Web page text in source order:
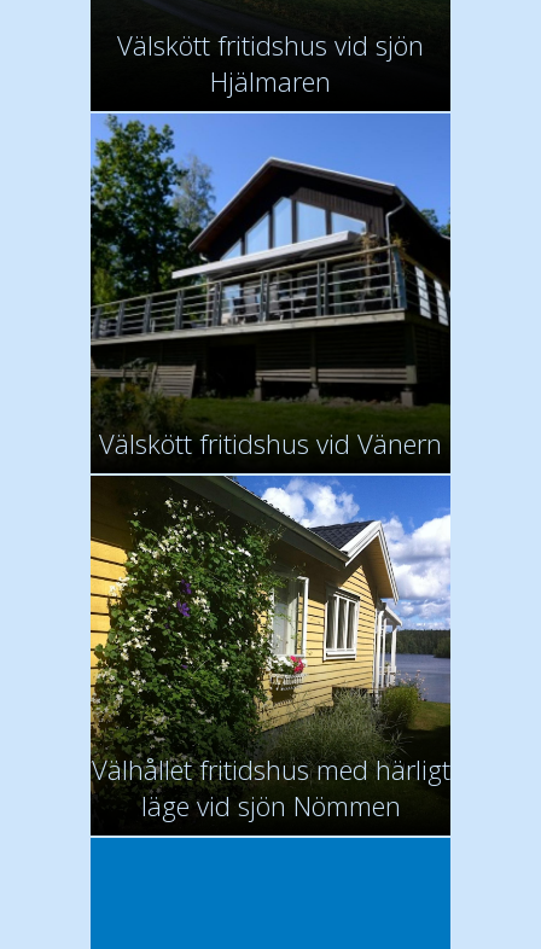
Välskött fritidshus vid sjön
Hjälmaren
Välskött fritidshus vid Vänern
Välhållet fritidshus med härligt
läge vid sjön Nömmen